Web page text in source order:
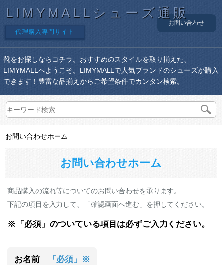
LIMYMALLシューズ通販
代理購入専門サイト
お問い合わせ
靴をお探しならコチラ。おすすめのスタイルを取り揃えた、
LIMYMALLへようこそ。LIMYMALLで人気ブランドのシューズが購入
できます！豊富な品揃えからご希望条件でカンタン検索。
お問い合わせホーム
お問い合わせホーム
商品購入の流れ等についてのお問い合わせを承ります。
下記の項目を入力して、「確認画面へ進む」を押してください。
※「必須」のついている項目は必ずご入力ください。
お名前 「必須」※